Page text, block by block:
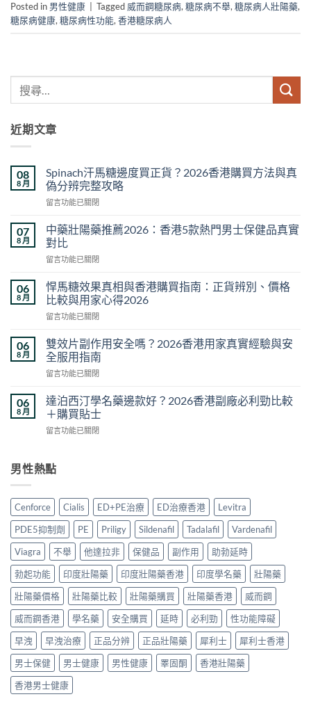
Posted in 男性健康 Tagged 威而鋼糖尿病,糖尿病不舉,糖尿病人壯陽藥,
糖尿病健康,糖尿病性功能,香港糖尿病人
近期文章
08
8 月
Spinach汗馬糖邊度買正貨？2026香港購買方法與真
偽分辨完整攻略
在
汗
馬
糖
邊
買
正
貨？
2026
港
購
方
與
真
偽
完
整
略〉
中
留言功能已關閉
07
8 月
中藥壯陽藥推薦2026：香港5款熱門男士保健品真實
對比
在
藥
壯
陽
藥
薦
2026：
香
港
款
熱
男
健
實
對
比〉
中
留言功能已關閉
06
8 月
悍馬糖效果真相與香港購買指南：正貨辨別、價格
比較與用家心得2026
在
馬
糖
效
果
相
與
香
港
指
貨
辨
別、
價
比
較
與
用
家
心
得
2026〉
中
留言功能已關閉
06
8 月
雙效片副作用安全嗎？2026香港用家真實經驗與安
全服用指南
在
效
片
副
作
全
港
用
家
實
經
驗
與
安
全
服
用
指
南〉
中
留言功能已關閉
06
8 月
達泊西汀學名藥邊款好？2026香港副廠必利勁比較
＋購買貼士
在
西
汀
名
藥
邊
款
好？
2026
香
港
副
廠
必
利
勁
比
較
＋
購
留言功能已關閉
男性熱點
Cenforce Cialis ED+PE治療 ED治療香港
Levitra
PDE5抑制劑
PE Priligy Sildenafil Tadalafil
Vardenafil
Viagra
不舉 他達拉非 保健品 副作用
助勃延時
勃起功能
印度壯陽藥 印度壯陽藥香港 印度學名藥
壯陽藥
壯陽藥價格
壯陽藥比較 壯陽藥購買 壯陽藥香港
威而鋼
威而鋼香港
學名藥 安全購買 延時 必利勁
性功能障礙
早洩
早洩治療 正品分辨 正品壯陽藥 犀利士
犀利士香港
男士保健
男士健康 男性健康 睪固酮
香港壯陽藥
香港男士健康